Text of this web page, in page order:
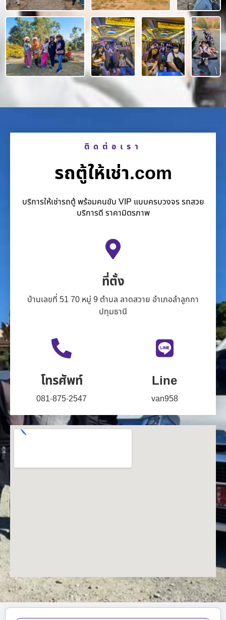
ติดต่อเรา
รถตู้ให้เช่า.com
บริการให้เช่ารถตู้ พร้อมคนขับ VIP แบบครบวงจร รถสวย
บริการดี ราคามิตรภาพ
ที่ตั้ง
บ้านเลขที่ 51 70 หมู่ 9 ตำบล ลาดสวาย อำเภอลำลูกกา
ปทุมธานี
โทรศัพท์
081-875-2547
Line
van958